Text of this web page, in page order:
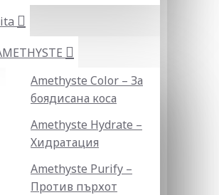
Amethyste Color – За
боядисана коса
Amethyste Hydrate –
Хидратация
Amethyste Purify –
Против пърхот